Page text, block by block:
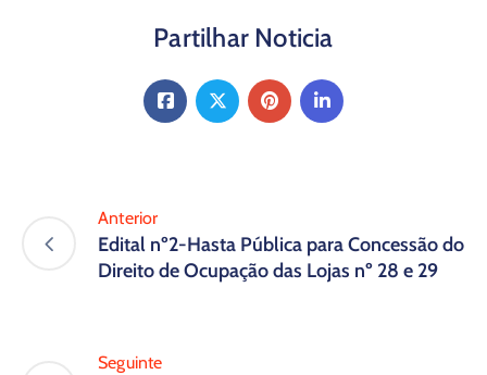
Partilhar Noticia
Anterior
Edital nº2-Hasta Pública para Concessão do
Direito de Ocupação das Lojas nº 28 e 29
Seguinte